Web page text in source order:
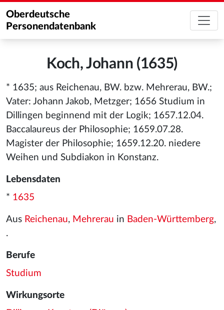
Oberdeutsche
Personendatenbank
Koch, Johann (1635)
* 1635; aus Reichenau, BW. bzw. Mehrerau, BW.;
Vater: Johann Jakob, Metzger; 1656 Studium in
Dillingen beginnend mit der Logik; 1657.12.04.
Baccalaureus der Philosophie; 1659.07.28.
Magister der Philosophie; 1659.12.20. niedere
Weihen und Subdiakon in Konstanz.
Lebensdaten
* 1635
Aus Reichenau, Mehrerau in Baden-Württemberg,
.
Berufe
Studium
Wirkungsorte